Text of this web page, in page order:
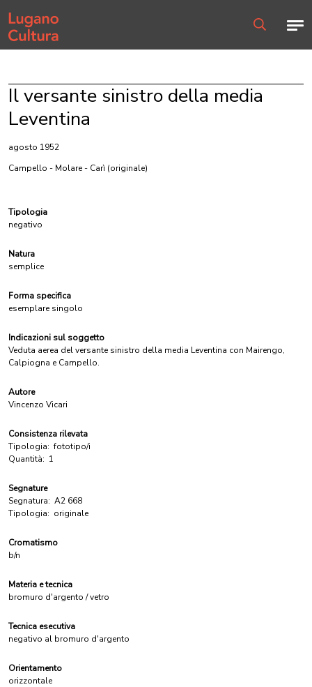
Home page
Il versante sinistro della media
Leventina
agosto 1952
Campello - Molare - Carì (originale)
Tipologia
negativo
Natura
semplice
Forma specifica
esemplare singolo
Indicazioni sul soggetto
Veduta aerea del versante sinistro della media Leventina con Mairengo,
Calpiogna e Campello.
Autore
Vincenzo Vicari
Consistenza rilevata
Tipologia: fototipo/i
Quantità: 1
Segnature
Segnatura: A2 668
Tipologia: originale
Cromatismo
b/n
Materia e tecnica
bromuro d'argento / vetro
Tecnica esecutiva
negativo al bromuro d'argento
Orientamento
orizzontale